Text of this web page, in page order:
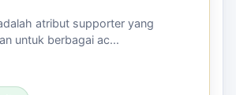
atribut supporter yang
untuk berbagai ac...